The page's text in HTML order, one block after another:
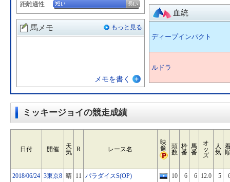
距離適性
馬メモ もっと見る
メモを書く
血統
ディープインパクト
ルドラ
ミッキージョイの競走成績
日付 開催
天
気
R レース名
映
像
頭
数
枠
番
馬
番
オ
ッ
ズ
人
気
2018/06/24 3東京8 晴 11 パラダイスS(OP) 10 6 6 12.0 5